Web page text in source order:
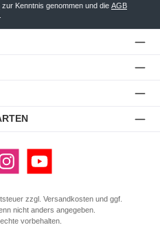
zur Kenntnis genommen und die AGB
YouTube
zzgl. Versandkosten und ggf.
nicht anders angegeben.
vorbehalten.